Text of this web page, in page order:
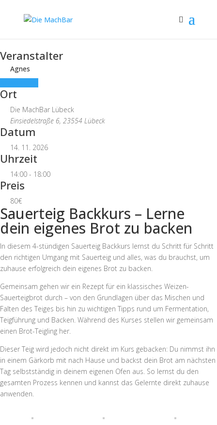
Veranstalter
Agnes
Ort
Die MachBar Lübeck
Einsiedelstraße 6, 23554 Lübeck
Datum
14. 11. 2026
Uhrzeit
14:00 - 18:00
Preis
80€
Sauerteig Backkurs – Lerne
dein eigenes Brot zu backen
In diesem 4-stündigen Sauerteig Backkurs lernst du Schritt für Schritt
den richtigen Umgang mit Sauerteig und alles, was du brauchst, um
zuhause erfolgreich dein eigenes Brot zu backen.
Gemeinsam gehen wir ein Rezept für ein klassisches Weizen-
Sauerteigbrot durch – von den Grundlagen über das Mischen und
Falten des Teiges bis hin zu wichtigen Tipps rund um Fermentation,
Teigführung und Backen. Während des Kurses stellen wir gemeinsam
einen Brot-Teigling her.
Dieser Teig wird jedoch nicht direkt im Kurs gebacken: Du nimmst ihn
in einem Gärkorb mit nach Hause und backst dein Brot am nächsten
Tag selbstständig in deinem eigenen Ofen aus. So lernst du den
gesamten Prozess kennen und kannst das Gelernte direkt zuhause
anwenden.